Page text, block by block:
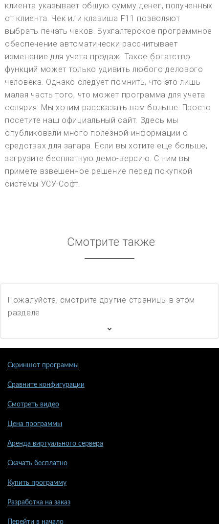
клиента указывает общую сумму денег, полученных
от клиента. Чек или клавиша F11 позволяют
выбрать печать чеков. Бухгалтерское программное
обеспечение автоматически рассчитывает
изменение для учета продаж. Такое богатство
функций может только удивить любого делового
человека. Однако следует помнить, что это лишь
малая часть того, что может программа для учета
солярия. Мы хотим рассказать вам больше. Просто
посетите наш официальный сайт. Здесь мы
опубликовали много полезной информации о
средствах для загара. Если вы хотите еще больше,
загрузите бесплатную демо-версию. С ним вы
примете взвешенное решение перед покупкой
системы УСУ-Софт.
Смотрите также
Пожалуйста, смотрите другие страницы в этом
разделе
Скриншот программы
Сравните конфигурации
Смотреть видео
Цена программы
Аренда виртуального сервера
Скачать бесплатно
Купить программу
Разработка на заказ
Перейти в начало